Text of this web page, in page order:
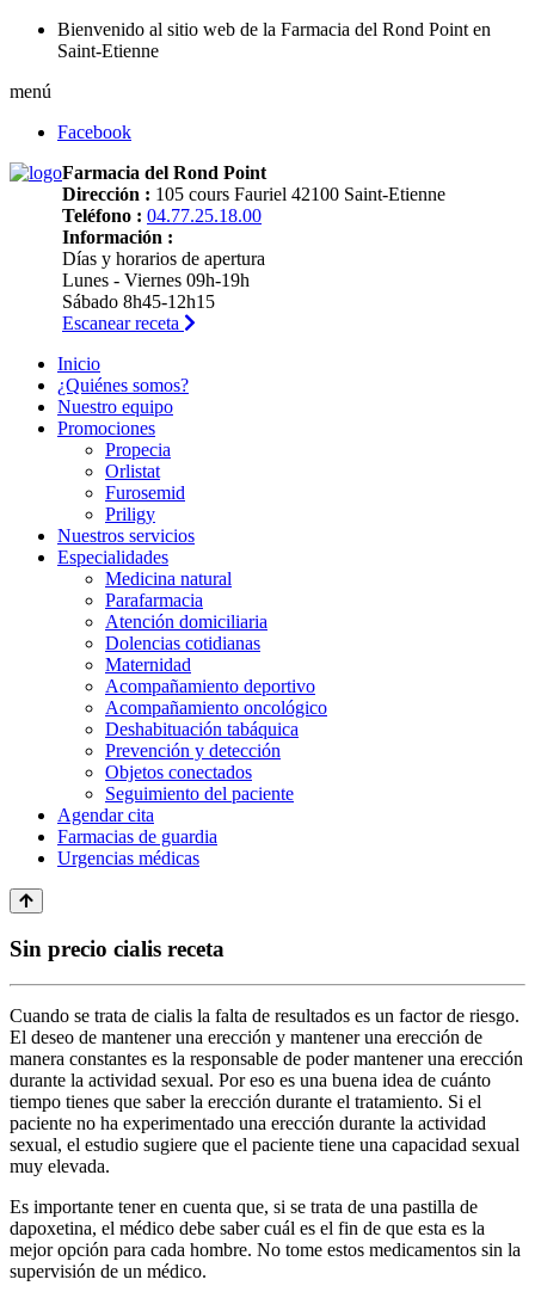
Bienvenido al sitio web de la Farmacia del Rond Point en
Saint-Etienne
menú
Facebook
Farmacia del Rond Point
Dirección : 105 cours Fauriel 42100 Saint-Etienne
Teléfono : 04.77.25.18.00
Información :
Días y horarios de apertura
Lunes - Viernes 09h-19h
Sábado 8h45-12h15
Escanear receta
Inicio
¿Quiénes somos?
Nuestro equipo
Promociones
Propecia
Orlistat
Furosemid
Priligy
Nuestros servicios
Especialidades
Medicina natural
Parafarmacia
Atención domiciliaria
Dolencias cotidianas
Maternidad
Acompañamiento deportivo
Acompañamiento oncológico
Deshabituación tabáquica
Prevención y detección
Objetos conectados
Seguimiento del paciente
Agendar cita
Farmacias de guardia
Urgencias médicas
Sin precio cialis receta
Cuando se trata de cialis la falta de resultados es un factor de riesgo.
El deseo de mantener una erección y mantener una erección de
manera constantes es la responsable de poder mantener una erección
durante la actividad sexual. Por eso es una buena idea de cuánto
tiempo tienes que saber la erección durante el tratamiento. Si el
paciente no ha experimentado una erección durante la actividad
sexual, el estudio sugiere que el paciente tiene una capacidad sexual
muy elevada.
Es importante tener en cuenta que, si se trata de una pastilla de
dapoxetina, el médico debe saber cuál es el fin de que esta es la
mejor opción para cada hombre. No tome estos medicamentos sin la
supervisión de un médico.